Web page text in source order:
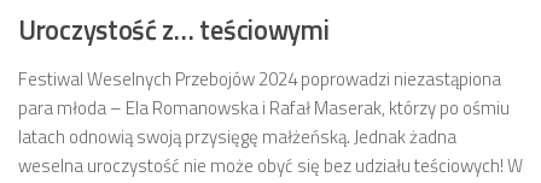
Uroczystość z… teściowymi
Festiwal Weselnych Przebojów 2024 poprowadzi niezastąpiona
para młoda – Ela Romanowska i Rafał Maserak, którzy po ośmiu
latach odnowią swoją przysięgę małżeńską. Jednak żadna
weselna uroczystość nie może obyć się bez udziału teściowych! W